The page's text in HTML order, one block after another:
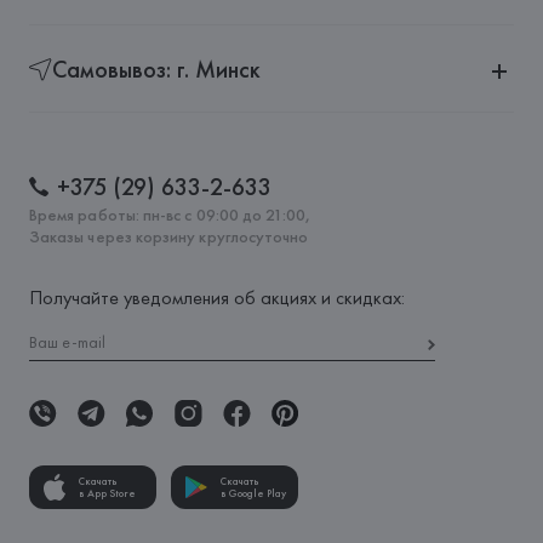
Самовывоз: г. Минск
+375 (29) 633-2-633
Время работы: пн-вс с 09:00 до 21:00,
Заказы через корзину круглосуточно
Получайте уведомления об акциях и скидках:
Скачать
в App Store
Скачать
в Google Play